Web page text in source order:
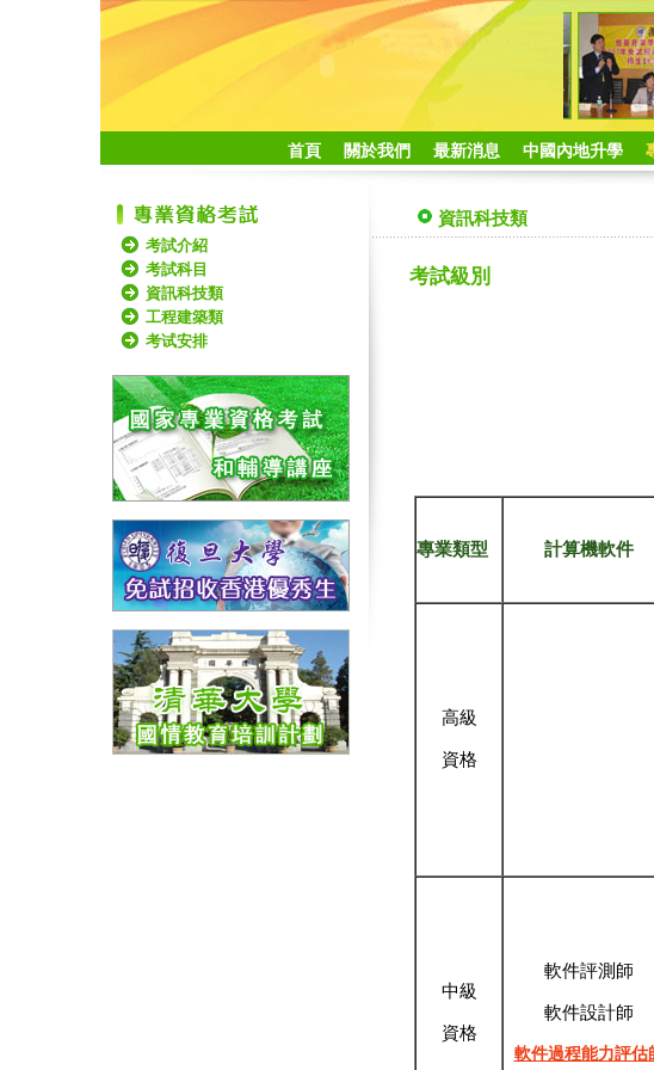
首頁 關於我們 最新消息 中國內地升學
考試介紹
考試科目
資訊科技類
工程建築類
考试安排
資訊科技類
考試級別
專業類型 計算機軟件
高級
資格
中級
資格
軟件評測師
軟件設計師
軟件過程能力評估